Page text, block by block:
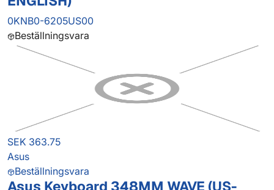
0KNB0-6205US00
Beställningsvara
SEK 363.75
Asus
Beställningsvara